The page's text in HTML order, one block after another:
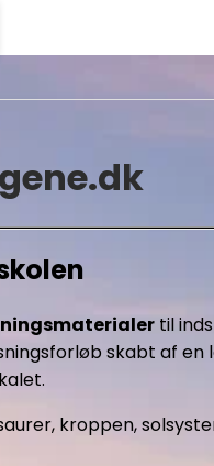
til
skabt af
kroppen,